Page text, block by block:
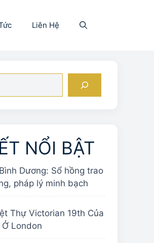
Liên Hệ
NỔI BẬT
Dương: Sổ hồng trao
pháp lý minh bạch
Thự Victorian 19th Của
London